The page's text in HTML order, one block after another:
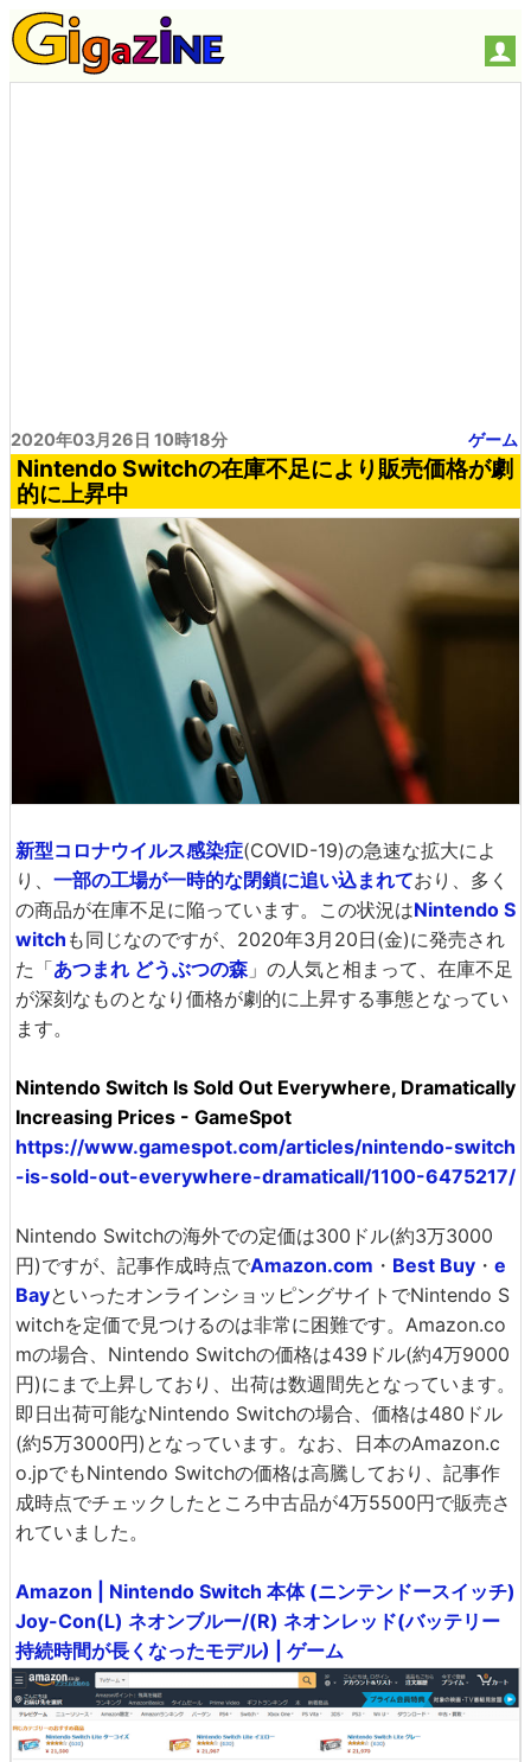
2020年03月26日 10時18分 ゲーム
Nintendo Switchの在庫不足により販売価格が劇
的に上昇中
新型コロナウイルス感染症(COVID-19)の急速な拡大によ
り、 一部の工場が一時的な閉鎖に追い込まれており、多く
の商品が在庫不足に陥っています。この状況はNintendo S
witch も同じなのですが、2020年3月20日(金)に発売され
た「あつまれ どうぶつの森 」の人気と相まって、在庫不足
が深刻なものとなり価格が劇的に上昇する事態となってい
ます。
Nintendo Switch Is Sold Out Everywhere, Dramatically
Increasing Prices - GameSpot
https://www.gamespot.com/articles/nintendo-switch
-is-sold-out-everywhere-dramaticall/1100-6475217/
Nintendo Switchの海外での定価は300ドル(約3万3000
円)ですが、記事作成時点でAmazon.com ・ Best Buy ・ e
BayといったオンラインショッピングサイトでNintendo S
witchを定価で見つけるのは非常に困難です。Amazon.co
mの場合、Nintendo Switchの価格は439ドル(約4万9000
円)にまで上昇しており、出荷は数週間先となっています。
即日出荷可能なNintendo Switchの場合、価格は480ドル
(約5万3000円)となっています。なお、日本のAmazon.c
o.jpでもNintendo Switchの価格は高騰しており、記事作
成時点でチェックしたところ中古品が4万5500円で販売さ
れていました。
Amazon | Nintendo Switch 本体 (ニンテンドースイッチ)
Joy-Con(L) ネオンブルー/(R) ネオンレッド(バッテリー
持続時間が長くなったモデル) | ゲーム